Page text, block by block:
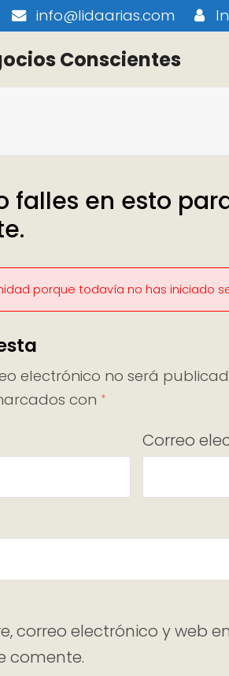
info@lidaarias.com
Conscientes
falles en esto
porque todavía no has iniciado
electrónico no será
con *
Correo
correo electrónico y web
comente.